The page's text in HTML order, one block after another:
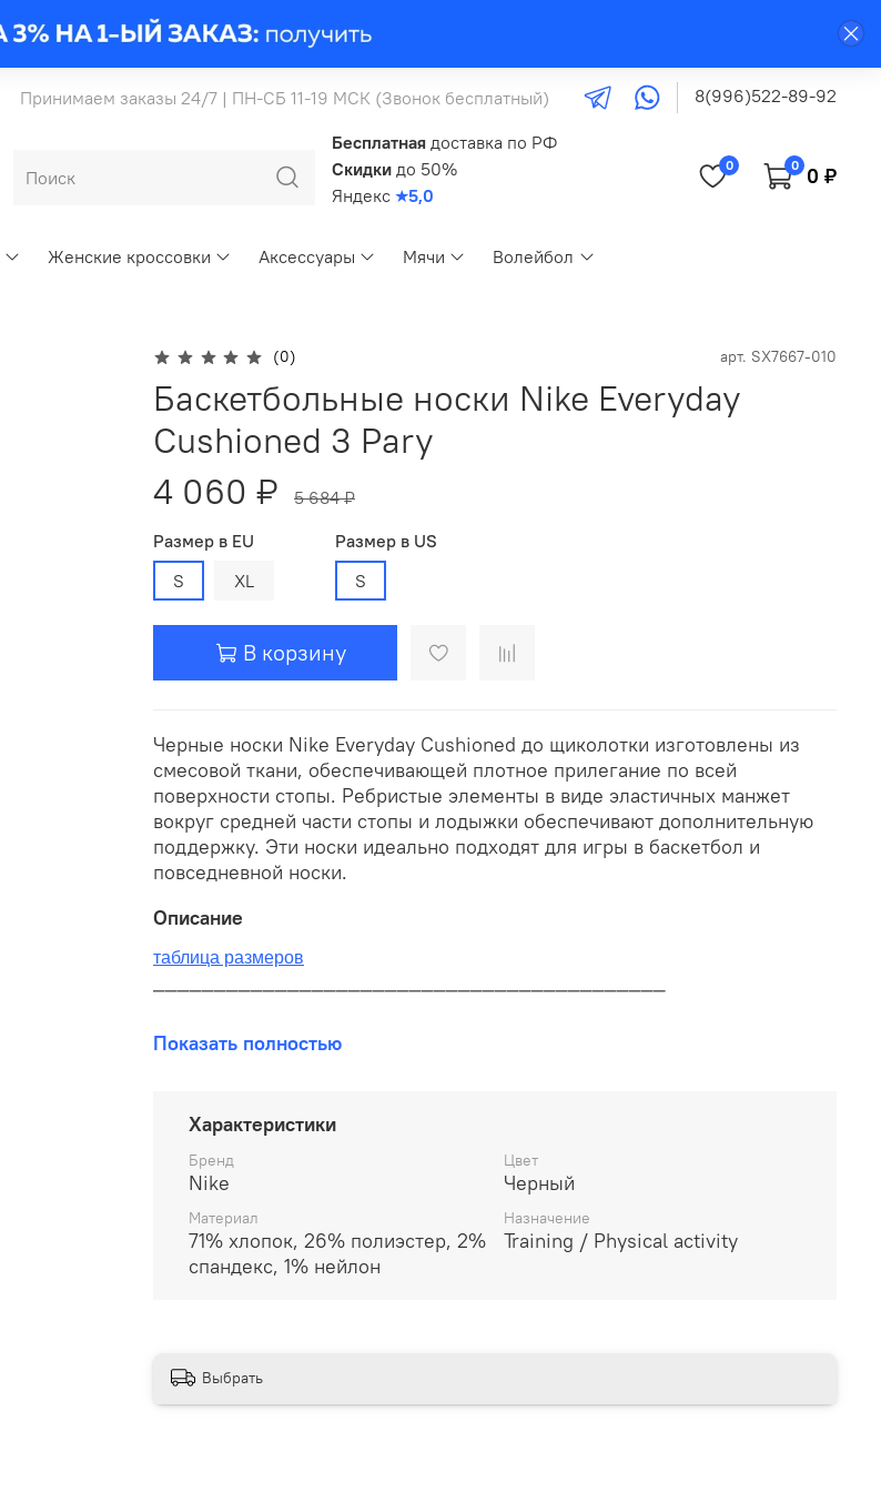
Принимаем заказы 24/7 | ПН-СБ 11-19 МСК (Звонок бесплатный) 8(996)522-89-92
Бесплатная доставка по РФ
Скидки до 50%
Яндекс ★5,0
0 0 0 ₽
Женские кроссовки Аксессуары Мячи
Волейбол
(0) арт. SX7667-010
Баскетбольные носки Nike Everyday
Cushioned 3 Pary
4 060 ₽
5 684 ₽
Размер в EU
S
XL
Размер в US
S
В корзину
Черные носки Nike Everyday Cushioned до щиколотки изготовлены из
смесовой ткани, обеспечивающей плотное прилегание по всей
поверхности стопы. Ребристые элементы в виде эластичных манжет
вокруг средней части стопы и лодыжки обеспечивают дополнительную
поддержку. Эти носки идеально подходят для игры в баскетбол и
повседневной носки.
Описание
таблица размеров
__________________________________________
Бесплатная доставка:
По всей России от 10 до 14 дней
Почтой России 1 классом
Онлайн оплата
Показать полностью
Характеристики
Бренд
Nike
Цвет
Черный
Материал
71% хлопок, 26% полиэстер, 2%
спандекс, 1% нейлон
Назначение
Training / Physical activity
Выбрать